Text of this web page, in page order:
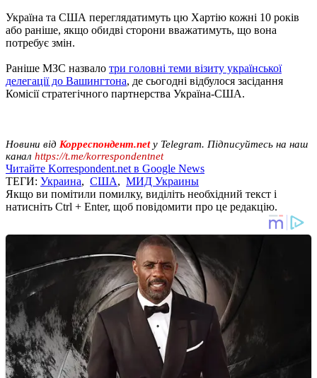
Україна та США переглядатимуть цю Хартію кожні 10 років
або раніше, якщо обидві сторони вважатимуть, що вона
потребує змін.
Раніше МЗС назвало три головні теми візиту української
делегації до Вашингтона, де сьогодні відбулося засідання
Комісії стратегічного партнерства Україна-США.
Новини від Корреспондент.netу Telegram. Підписуйтесь на наш
канал https://t.me/korrespondentnet
Читайте Korrespondent.net в Google News
ТЕГИ: Украина, США, МИД Украины
Якщо ви помітили помилку, виділіть необхідний текст і
натисніть Ctrl + Enter, щоб повідомити про це редакцію.